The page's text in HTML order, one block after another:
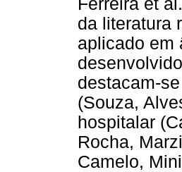
da literatura
aplicado em
destacam-
(Souza,
hospitalar
Rocha,
Camelo,